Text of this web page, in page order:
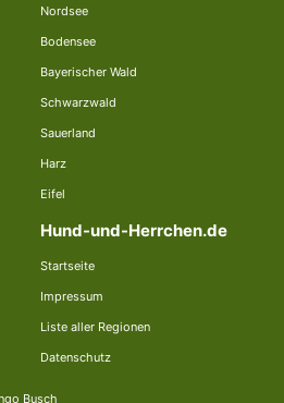
Nordsee
Bodensee
Bayerischer Wald
Schwarzwald
Sauerland
Harz
Eifel
Hund-und-Herrchen.de
Startseite
Impressum
Liste aller Regionen
Datenschutz
Busch